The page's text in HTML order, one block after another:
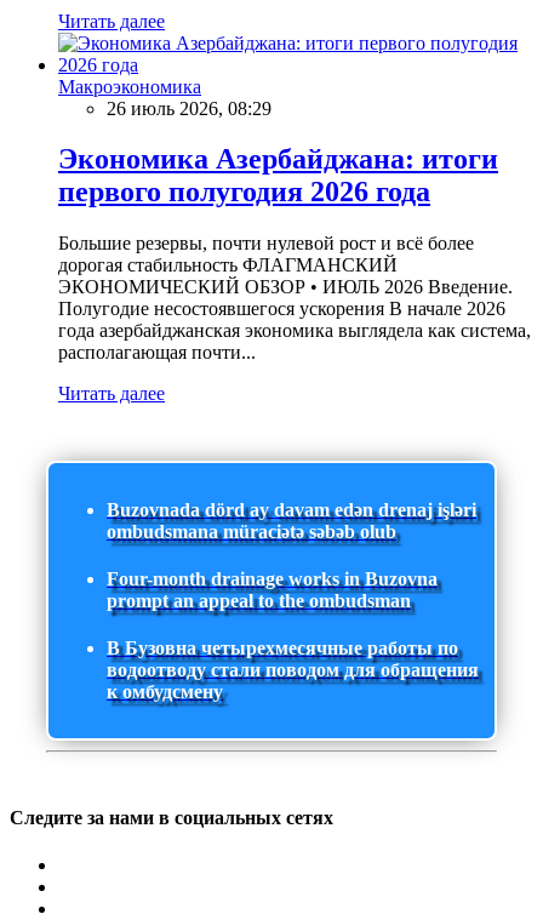
Читать далее
Макроэкономика
26 июль 2026, 08:29
Экономика Азербайджана: итоги
первого полугодия 2026 года
Большие резервы, почти нулевой рост и всё более
дорогая стабильность ФЛАГМАНСКИЙ
ЭКОНОМИЧЕСКИЙ ОБЗОР • ИЮЛЬ 2026 Введение.
Полугодие несостоявшегося ускорения В начале 2026
года азербайджанская экономика выглядела как система,
располагающая почти...
Читать далее
Buzovnada dörd ay davam edən drenaj işləri
ombudsmana müraciətə səbəb olub
Four-month drainage works in Buzovna
prompt an appeal to the ombudsman
В Бузовна четырехмесячные работы по
водоотводу стали поводом для обращения
к омбудсмену
Следите за нами в социальных сетях